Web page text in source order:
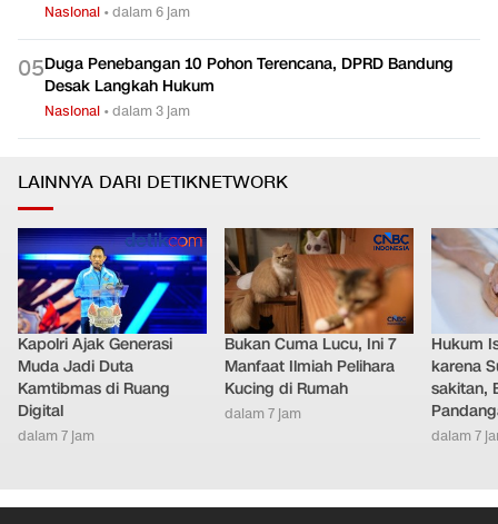
Nasional •dalam 6 jam
05Duga Penebangan 10 Pohon Terencana, DPRD Bandung
Desak Langkah Hukum
Nasional •dalam 3 jam
LAINNYA DARI DETIKNETWORK
Kapolri Ajak Generasi
Muda Jadi Duta
Kamtibmas di Ruang
Digital
dalam 7 jam
Bukan Cuma Lucu, Ini 7
Manfaat Ilmiah Pelihara
Kucing di Rumah
dalam 7 jam
Hukum
karena
sakitan,
dalam 7